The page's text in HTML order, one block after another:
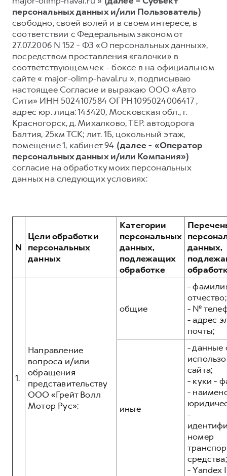
DARGO DARGO X
от 3 499 000 ₽
F7
от 2 899 000 ₽
F7X
от 3 599 000 ₽
Тест-драйв
Трейд-ин
КРЕДИТ И СТРАХОВАНИЕ
Кредитный калькулятор
Страхование
Кредит
КОРПОРАТИВНЫМ КЛИЕНТАМ
Для малого бизнеса
Корпоративным клиентам
Сервис для корпоративных клиентов
HAVAL Лизинг
АКСЕССУАРЫ HAVAL
СЕРВИСНОЕ ОБСЛУЖИВАНИЕ
Нулевое ТО
Программа «Помощь на дороге»
Регламенты технического обслуживания
Электронный ПТС
ПОДДЕРЖКА
GWM Безопасность
Гарантия HAVAL
Мобильное приложение GWM
Программа «HAVAL Защита+»
АКСЕССУАРЫ HAVAL
Автомобильные аксессуары
Коллекция CITY
О дилере
Наша команда
Контакты
персональных данных и/или Пользователь)
свободно, своей волей и в своем интересе, в
соответствии с Федеральным законом от
27.07.2006 N 152 - ФЗ «О персональных данных»,
посредством проставления «галочки» в
соответствующем чек – боксе в на официальном
сайте « major-olimp-haval.ru », подписываю
настоящее Согласие и выражаю ООО «Авто
Сити» ИНН 5024107584 ОГРН 1095024006417 ,
адрес юр. лица: 143420, Московская обл., г.
Красногорск, д. Михалково, ТЕР. автодорога
Балтия, 25км ТСК; лит. 1Б, цокольный этаж,
помещение 1, кабинет 94 (далее - «Оператор
персональных данных и/или Компания»)
согласие на обработку моих персональных
данных на следующих условиях:
N
Цели обработки
персональных
данных
Категории
персональных
данных,
подлежащих
обработке
данных,
1.
Направление
вопроса и/или
обращения
представительству
ООО «Грейт Волл
Мотор Рус»:
общие
-
отчество;
- №
- адрес
почты;
иные
- данные
сайта;
- куки -
-
-
номер
средства;
- Yandex